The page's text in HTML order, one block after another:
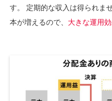
す。 定期的な収入は得られま
本が増えるので、 大きな運用